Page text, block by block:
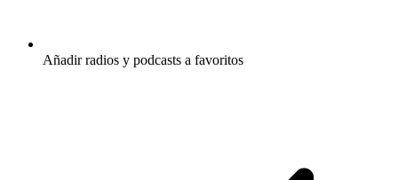
Añadir radios y podcasts a favoritos